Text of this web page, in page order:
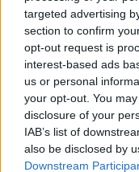
targeted advertising
section to confirm
opt-out request is
interest-based ads
us or personal
your opt-out. You
disclosure of your
IAB’s list of
also be disclosed by
Downstream